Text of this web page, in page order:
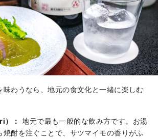
味わうなら、地元の食文化と一緒に楽しむ
）： 地元で最も一般的な飲み方です。お湯
焼酎を注ぐことで、サツマイモの香りがふ